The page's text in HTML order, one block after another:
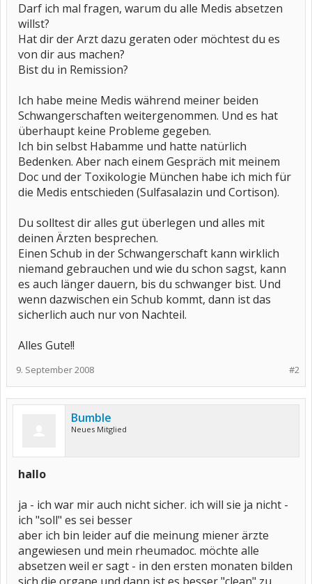
Darf ich mal fragen, warum du alle Medis absetzen
willst?
Hat dir der Arzt dazu geraten oder möchtest du es
von dir aus machen?
Bist du in Remission?
Ich habe meine Medis während meiner beiden
Schwangerschaften weitergenommen. Und es hat
überhaupt keine Probleme gegeben.
Ich bin selbst Habamme und hatte natürlich
Bedenken. Aber nach einem Gespräch mit meinem
Doc und der Toxikologie München habe ich mich für
die Medis entschieden (Sulfasalazin und Cortison).
Du solltest dir alles gut überlegen und alles mit
deinen Ärzten besprechen.
Einen Schub in der Schwangerschaft kann wirklich
niemand gebrauchen und wie du schon sagst, kann
es auch länger dauern, bis du schwanger bist. Und
wenn dazwischen ein Schub kommt, dann ist das
sicherlich auch nur von Nachteil.
Alles Gute!!
#2
9. September 2008
Bumble
Neues Mitglied
hallo
ja - ich war mir auch nicht sicher. ich will sie ja nicht -
ich "soll" es sei besser
aber ich bin leider auf die meinung miener ärzte
angewiesen und mein rheumadoc. möchte alle
absetzen weil er sagt - in den ersten monaten bilden